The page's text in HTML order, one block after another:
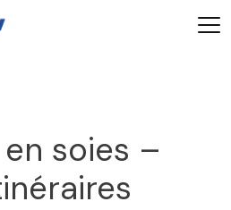
soies –